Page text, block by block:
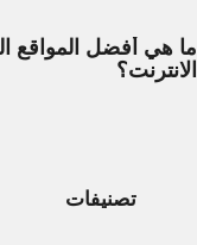
ما هي أفضل المواقع
الانترنت؟
تصنيفات